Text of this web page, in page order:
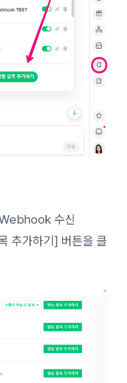
수신
추가하기] 버튼을 클